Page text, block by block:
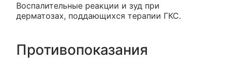
Воспалительные реакции и зуд при
дерматозах, поддающихся терапии ГКС.
Противопоказания